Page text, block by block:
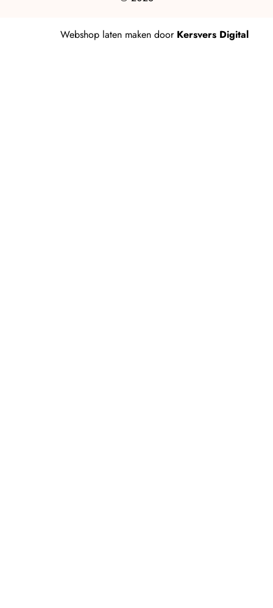
Webshop laten maken door Kersvers Digital